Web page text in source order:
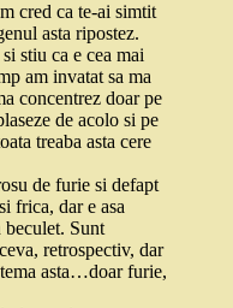
cred ca te-ai simtit
asta ripostez.
stiu ca e cea mai
am invatat sa ma
concentrez doar pe
de acolo si pe
treaba asta cere
de furie si defapt
frica, dar e asa
beculet. Sunt
retrospectiv, dar
asta…doar furie,